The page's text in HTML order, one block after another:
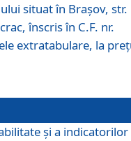
situat în Brașov, str.
înscris în C.F. nr.
extratabulare, la
și a indicatorilor